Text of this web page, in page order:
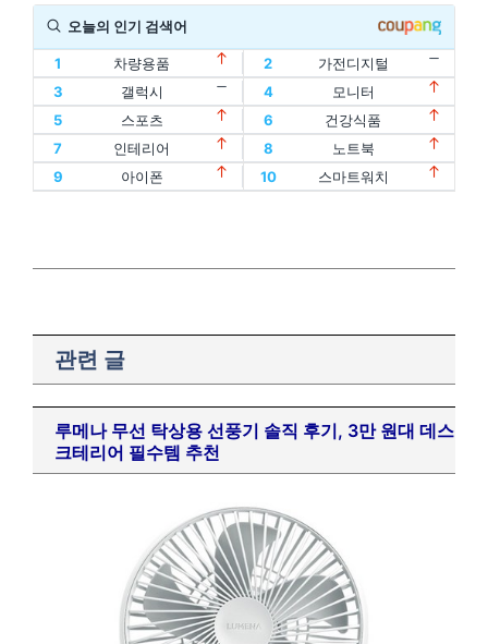
오늘의 인기 검색어
1
차량용품
11
할인
1
차량용품
11
할인
2
가전디지털
12
디지털기기
2
가전디지털
12
디지털기기
3
갤럭시
13
인텔
3
갤럭시
13
인텔
4
모니터
14
oled
4
모니터
14
oled
5
스포츠
15
홈트
5
스포츠
15
홈트
6
건강식품
16
아이패드
6
건강식품
16
아이패드
7
인테리어
17
에어팟
7
인테리어
8
노트북
18
맥북
8
노트북
9
아이폰
10
스마트워치
관련 글
루메나 무선 탁상용 선풍기 솔직 후기, 3만 원대 데스
크테리어 필수템 추천